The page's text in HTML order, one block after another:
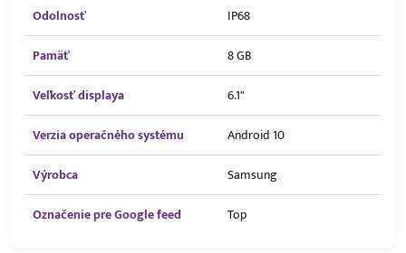
Odolnosť
IP68
Pamäť
8 GB
Veľkosť displaya
6.1"
Verzia operačného systému
Android 10
Výrobca
Samsung
Označenie pre Google feed
Top